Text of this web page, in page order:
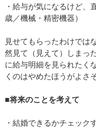
・給与が気になるけど、
歳／機械・精密機器）
見せてもらったわけでは
然見て（見えて）しまっ
に給与明細を見られたく
くのはやめたほうがよさ
■将来のことを考えて
・結婚できるかチェック